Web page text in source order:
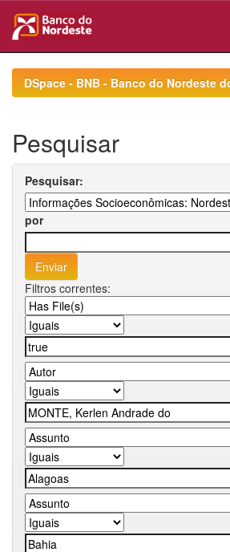
navigationDSpace - BNB - Banco do Nordeste
Pesquisar
Pesquisar:
por
Filtros correntes: